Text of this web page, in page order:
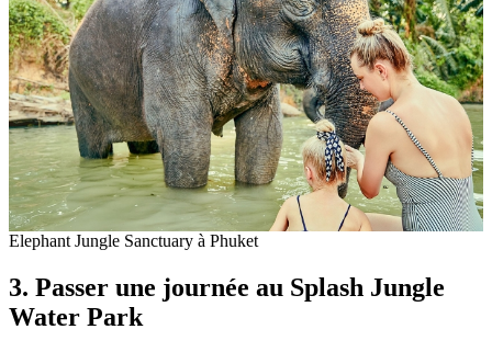
Elephant Jungle Sanctuary à Phuket
3. Passer une journée au Splash Jungle
Water Park